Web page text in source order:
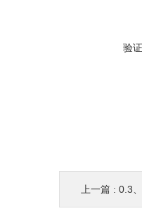
验
上一篇 : 0.3、